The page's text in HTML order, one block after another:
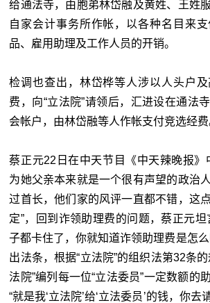
给通法寺，由胞弟林岱融及黄姓、王姓
自家会计事务所作帐，以各种名目来
品、雇用助理及工作人员的开销。
检调也查出，林岱桦等人涉以人头户
费，向“立法院”请领后，汇进设在通法
会帐户，由林岱融等人作帐支付竞选经费
蔡正元22日在中天节目《中天辣晚报》
为她父亲本来就是一个很有声望的政治
过首长，他们家的风评一直都不错，这
定”，回到诈领助理费的问题，蔡正元坦
子都卡住了，你就知道诈领助理费是怎么
出法条，根据“立法院”的组织法第32条
法院”编列每一位“立法委员”一定数额的
“就是我‘立法院’给‘立法委员 ’的钱，你去